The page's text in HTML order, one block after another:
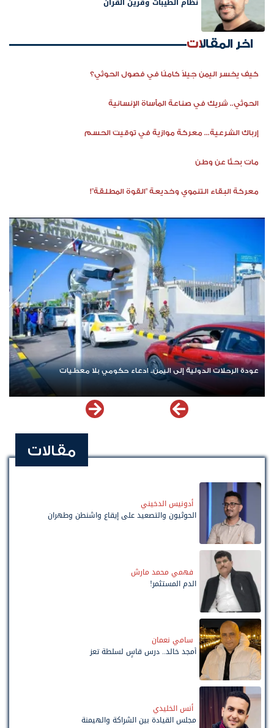
اخر المقالات
كيف يخسر اليمن جيلاً كاملًا في فصول الحوثي؟
الحوثي.. شريك في صناعة المأساة الإنسانية
إرباك الشرعية... معركة موازية في توقيت الحسم
مات بحثًا عن وطن
معركة البقاء التنموي وخديعة "القوة المطلقة"!
عودة الرحلات الدولية إلى اليمن.. ادعاء حكومي بلا معطيات
مقالات
أدونيس الدخيني
الحوثيون والتصعيد على إيقاع واشنطن وطهران
فهمي محمد مارش
الدم المستثمر!
سامي نعمان
أمجد خالد.. درس قاسٍ لسلطة تعز
أنس الخليدي
مجلس القيادة بين الشراكة والهيمنة